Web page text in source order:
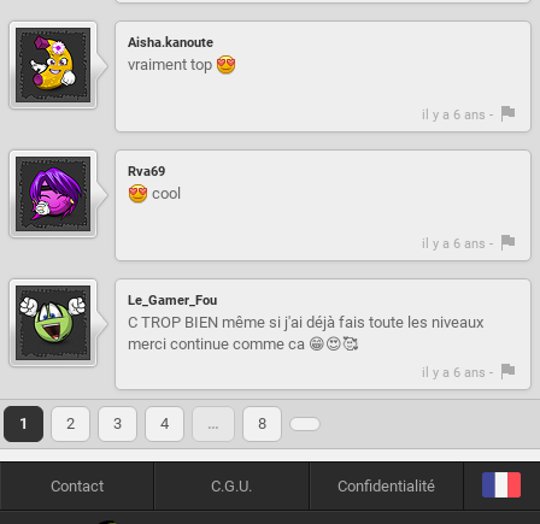
Aisha.kanoute
vraiment top
il y a 6 ans -
Rva69
cool
il y a 6 ans -
Le_Gamer_Fou
C TROP BIEN même si j'ai déjà fais toute les niveaux
merci continue comme ca 😁😍🥰
il y a 6 ans -
1 2 3 4 … 8
Contact C.G.U. Confidentialité